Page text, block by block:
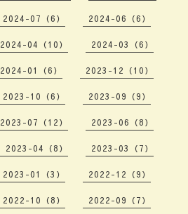
2024-07（6） 2024-06（6）
2024-04（10） 2024-03（6）
2024-01（6） 2023-12（10）
2023-10（6） 2023-09（9）
2023-07（12） 2023-06（8）
2023-04（8） 2023-03（7）
2023-01（3） 2022-12（9）
2022-10（8） 2022-09（7）